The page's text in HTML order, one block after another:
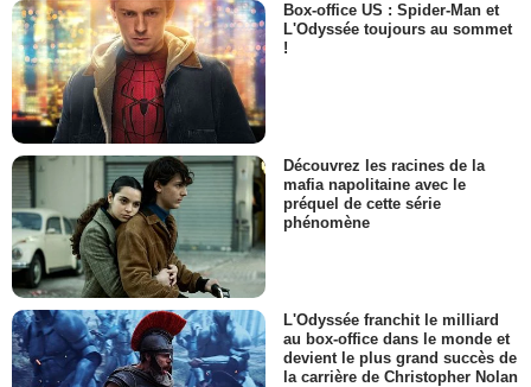
Box-office US : Spider-Man et
L'Odyssée toujours au sommet
!
Découvrez les racines de la
mafia napolitaine avec le
préquel de cette série
phénomène
L'Odyssée franchit le milliard
au box-office dans le monde et
devient le plus grand succès de
la carrière de Christopher Nolan